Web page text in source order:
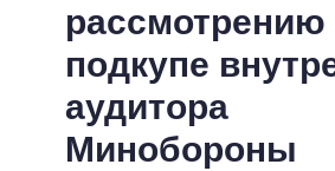
СОБЫТИЯ
СТАТЬИ
МНЕНИЯ
ОБЗОРЫ
ДАЙДЖЕСТЫ
МИР
ПОЛИТИКИ
ВСЕ ПОЛИТИКИ
ПРЕЗИДЕНТ И ОФИС
ВЕРХОВНАЯ РАДА
ИНФОГРАФИКА
ВИДЕО
рассмотрению
подкупе
аудитора
Минобороны